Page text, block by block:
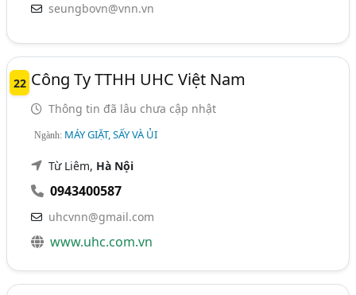
seungbovn@vnn.vn
22 Công Ty TTHH UHC Việt Nam
Thông tin đã lâu chưa cập nhật
Ngành: MÁY GIẶT, SẤY VÀ ỦI
Từ Liêm, Hà Nội
0943400587
uhcvnn@gmail.com
www.uhc.com.vn